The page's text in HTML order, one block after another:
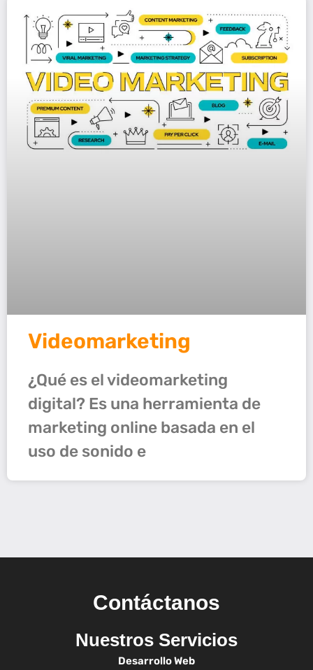
Videomarketing
¿Qué es el videomarketing
digital? Es una herramienta de
marketing online basada en el
uso de sonido e
Contáctanos
Nuestros Servicios
Desarrollo Web